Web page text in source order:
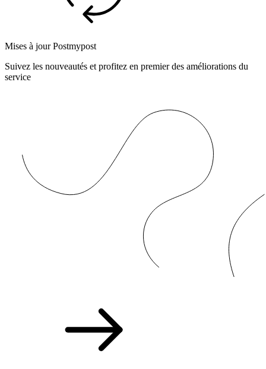
Mises à jour Postmypost
Suivez les nouveautés et profitez en premier des améliorations du
service